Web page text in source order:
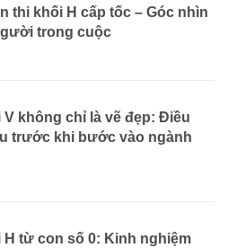
thi khối H cấp tốc – Góc nhìn
trong cuộc
V không chỉ là vẽ đẹp: Điều
trước khi bước vào ngành
H từ con số 0: Kinh nghiệm